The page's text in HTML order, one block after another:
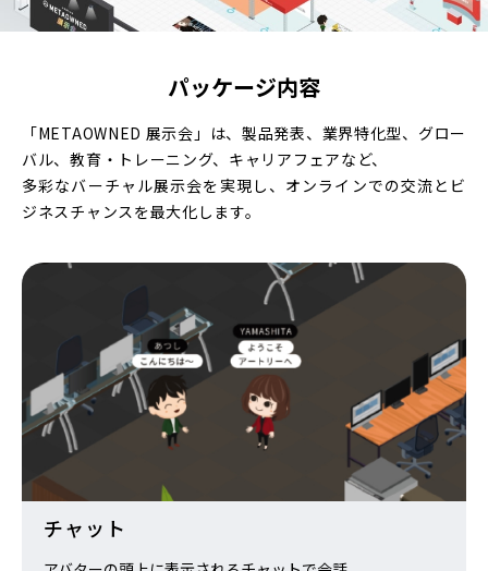
パッケージ内容
「METAOWNED 展示会」は、製品発表、業界特化型、グロー
バル、教育・トレーニング、キャリアフェアなど、
多彩なバーチャル展示会を実現し、オンラインでの交流とビ
ジネスチャンスを最大化します。
チャット